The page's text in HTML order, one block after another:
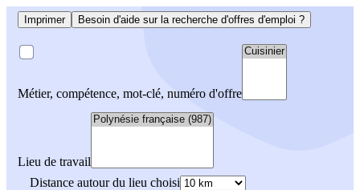
Imprimer Besoin d'aide sur la recherche d'offres d'emploi ?
Métier, compétence, mot-clé, numéro d'offre
Lieu de travail
Distance autour du lieu choisi